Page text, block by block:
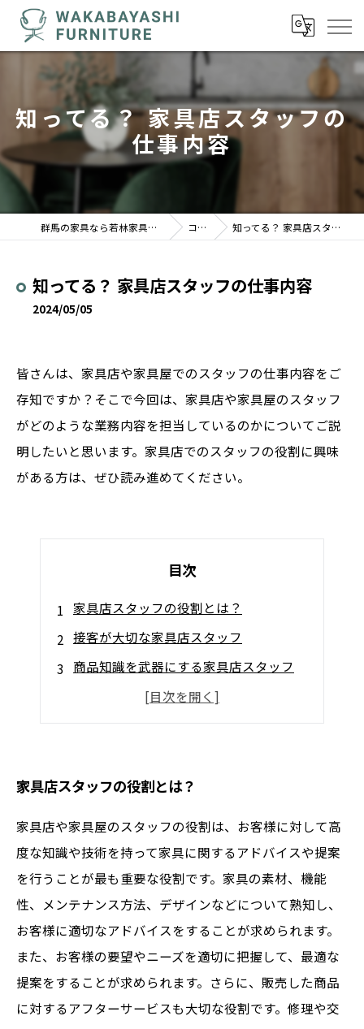
知ってる？ 家具店スタッフの
仕事内容
群馬の家具なら若林家具センター 駒形店 コラム 知ってる？ 家具店スタッフの仕事内容
知ってる？ 家具店スタッフの仕事内容
2024/05/05
皆さんは、家具店や家具屋でのスタッフの仕事内容をご
存知ですか？そこで今回は、家具店や家具屋のスタッフ
がどのような業務内容を担当しているのかについてご説
明したいと思います。家具店でのスタッフの役割に興味
がある方は、ぜひ読み進めてください。
目次
家具店スタッフの役割とは？
接客が大切な家具店スタッフ
商品知識を武器にする家具店スタッフ
ディスプレイの要注意ポイント
家具店スタッフの役割とは？
家具店や家具屋のスタッフの役割は、お客様に対して高
度な知識や技術を持って家具に関するアドバイスや提案
を行うことが最も重要な役割です。家具の素材、機能
性、メンテナンス方法、デザインなどについて熟知し、
お客様に適切なアドバイスをすることが求められます。
また、お客様の要望やニーズを適切に把握して、最適な
提案をすることが求められます。さらに、販売した商品
に対するアフターサービスも大切な役割です。修理や交